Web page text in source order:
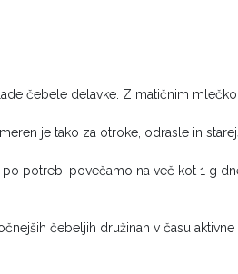
čebele delavke. Z matičnim
je tako za otroke, odrasle in
potrebi povečamo na več kot 1 g
čebeljih družinah v času aktivne